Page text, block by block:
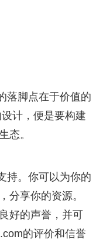
落脚点在于价值的
计，便是要构建
态。
持。你可以为你的
分享你的资源。
好的声誉，并可
的评价和信誉